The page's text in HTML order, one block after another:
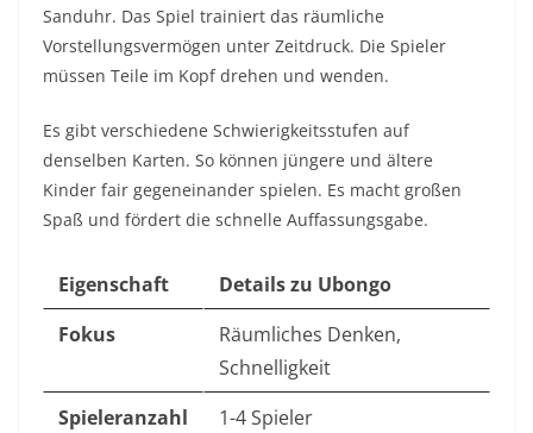
Sanduhr. Das Spiel trainiert das räumliche
Vorstellungsvermögen unter Zeitdruck. Die Spieler
müssen Teile im Kopf drehen und wenden.
Es gibt verschiedene Schwierigkeitsstufen auf
denselben Karten. So können jüngere und ältere
Kinder fair gegeneinander spielen. Es macht großen
Spaß und fördert die schnelle Auffassungsgabe.
Eigenschaft
Details zu Ubongo
Fokus
Räumliches Denken,
Schnelligkeit
Spieleranzahl
1-4 Spieler